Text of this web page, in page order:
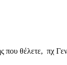
θέλετε, πχ